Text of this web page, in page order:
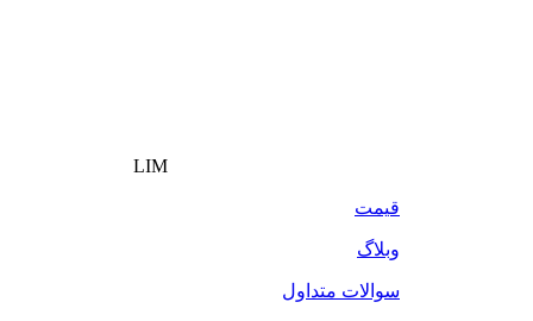
LIM
قیمت
وبلاگ
سوالات متداول